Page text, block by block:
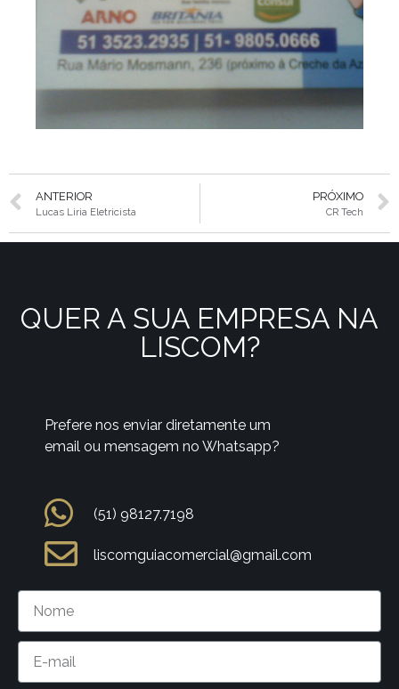
ANTERIOR
Lucas Liria Eletricista
PRÓXIMO
CR Tech
QUER A SUA EMPRESA NA
LISCOM?
Prefere nos enviar diretamente um
email ou mensagem no Whatsapp?
(51) 98127.7198
liscomguiacomercial@gmail.com